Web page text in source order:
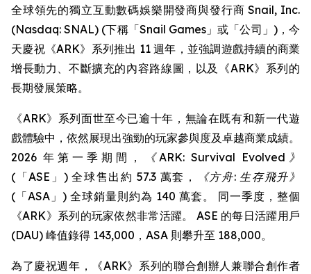
全球領先的獨立互動數碼娛樂開發商與發行商 Snail, Inc.
(Nasdaq: SNAL) (下稱「Snail Games」或「公司」)，今
天慶祝《ARK》系列推出 11 週年，並強調遊戲持續的商業
增長動力、不斷擴充的內容路線圖，以及《ARK》系列的
長期發展策略。
《ARK》系列面世至今已逾十年，無論在既有和新一代遊
戲體驗中，依然展現出強勁的玩家參與度及卓越商業成績。
2026 年第一季期間，
《ARK: Survival Evolved》
(「ASE」) 全球售出約 57.3 萬套，
《方舟: 生存飛升》
(「ASA」) 全球銷量則約為 140 萬套。 同一季度，整個
《ARK》系列的玩家依然非常活躍。 ASE 的每日活躍用戶
(DAU) 峰值錄得 143,000，ASA 則攀升至 188,000。
為了慶祝週年，《ARK》系列的聯合創辦人兼聯合創作者